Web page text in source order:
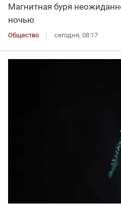
Магнитная буря
ночью
Общество сегодня, 08:17